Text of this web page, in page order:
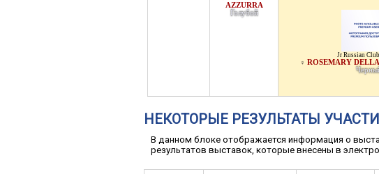
AZZURRA
Голубой
Jr Russian
♀ ROSEMARY
НЕКОТОРЫЕ РЕЗУЛЬТАТЫ
В данном блоке отображается информация о
результатов выставок, которые внесены в